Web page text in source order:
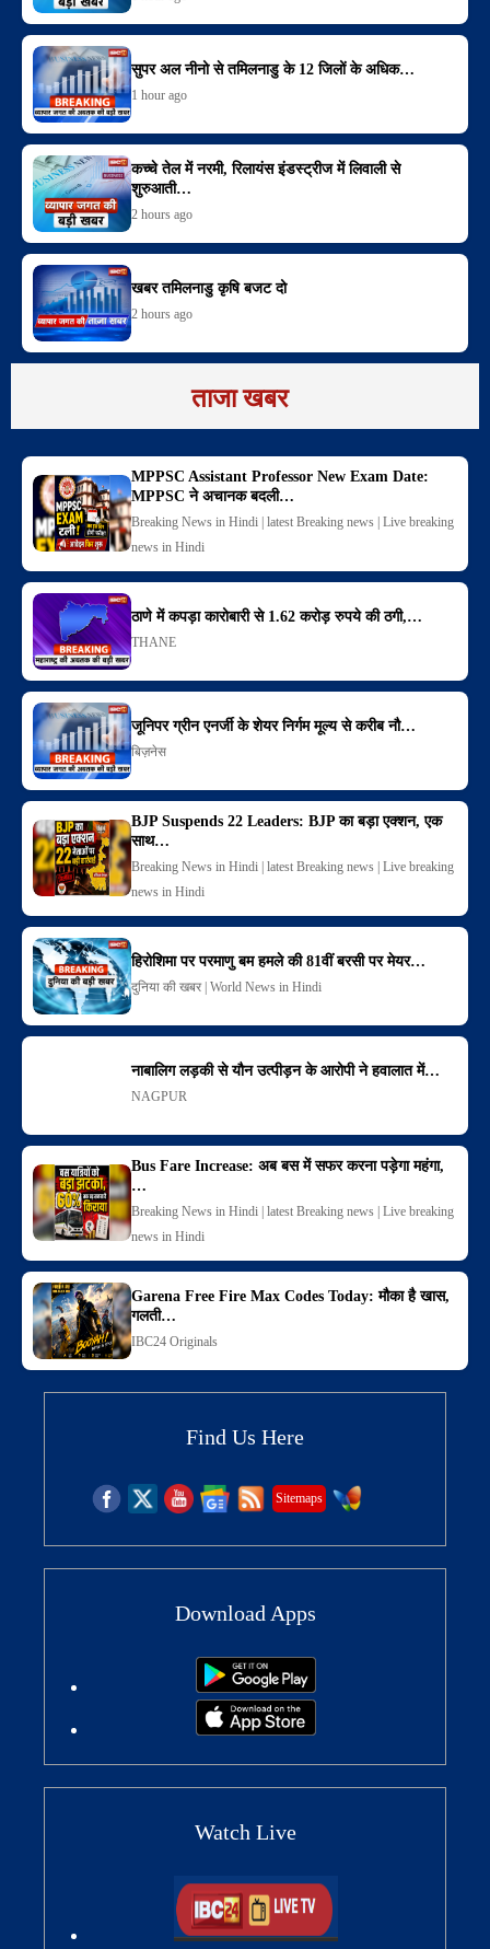
सुपर अल नीनो से तमिलनाडु के 12 जिलों के अधिक…
1 hour ago
कच्चे तेल में नरमी, रिलायंस इंडस्ट्रीज में लिवाली से
शुरुआती…
2 hours ago
खबर तमिलनाडु कृषि बजट दो
2 hours ago
ताजा खबर
MPPSC Assistant Professor New Exam Date:
MPPSC ने अचानक बदली…
Breaking News in Hindi | latest Breaking news | Live breaking
news in Hindi
ठाणे में कपड़ा कारोबारी से 1.62 करोड़ रुपये की ठगी,…
THANE
जूनिपर ग्रीन एनर्जी के शेयर निर्गम मूल्य से करीब नौ…
बिज़नेस
BJP Suspends 22 Leaders: BJP का बड़ा एक्शन, एक
साथ…
Breaking News in Hindi | latest Breaking news | Live breaking
news in Hindi
हिरोशिमा पर परमाणु बम हमले की 81वीं बरसी पर मेयर…
दुनिया की खबर | World News in Hindi
नाबालिग लड़की से यौन उत्पीड़न के आरोपी ने हवालात में…
NAGPUR
Bus Fare Increase: अब बस में सफर करना पड़ेगा महंगा,
…
Breaking News in Hindi | latest Breaking news | Live breaking
news in Hindi
Garena Free Fire Max Codes Today: मौका है खास,
गलती…
IBC24 Originals
Find Us Here
Sitemaps
Download Apps
Watch Live